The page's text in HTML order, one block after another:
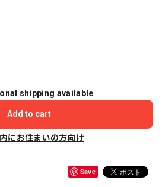
shipping available
Add to cart
にお住まいの方向け
Save